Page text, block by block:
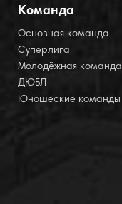
Команда
Основная команда
Суперлига
Молодёжная команда
ДЮБЛ
Юношеские команды